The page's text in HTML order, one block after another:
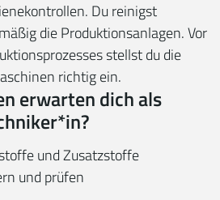
Du reinigst
die Produktionsanlagen. Vor
stellst du die
richtig ein.
erwarten dich als
und Zusatzstoffe
und prüfen